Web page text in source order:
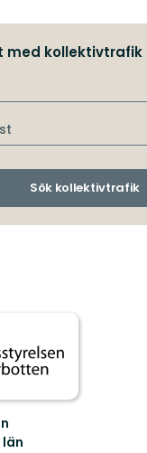
med kollektivtrafik
Sök kollektivtrafik